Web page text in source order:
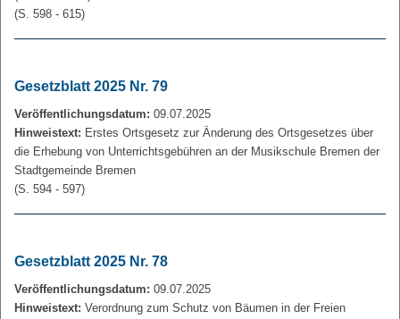
(S. 598 - 615)
Gesetzblatt 2025 Nr. 79
Veröffentlichungsdatum: 09.07.2025
Hinweistext: Erstes Ortsgesetz zur Änderung des Ortsgesetzes über
die Erhebung von Unterrichtsgebühren an der Musikschule Bremen der
Stadtgemeinde Bremen
(S. 594 - 597)
Gesetzblatt 2025 Nr. 78
Veröffentlichungsdatum: 09.07.2025
Hinweistext: Verordnung zum Schutz von Bäumen in der Freien